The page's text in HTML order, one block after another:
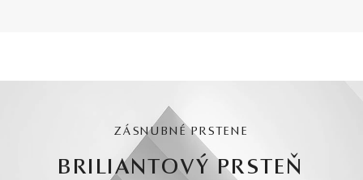
ZÁSNUBNÉ PRSTENE
BRILIANTOVÝ PRSTEŇ